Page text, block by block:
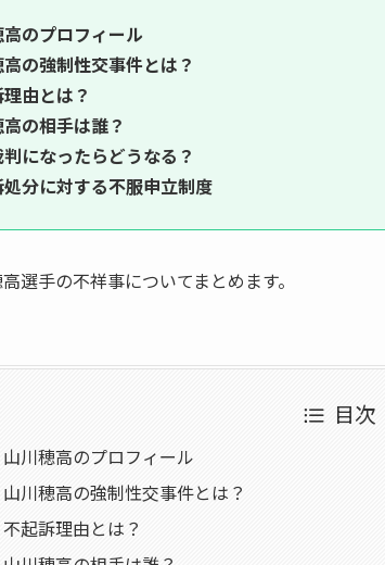
のプロフィール
の強制性交事件とは？
由とは？
の相手は誰？
になったらどうなる？
分に対する不服申立制度
選手の不祥事についてまとめます。
目次
山川穂高のプロフィール
山川穂高の強制性交事件とは？
不起訴理由とは？